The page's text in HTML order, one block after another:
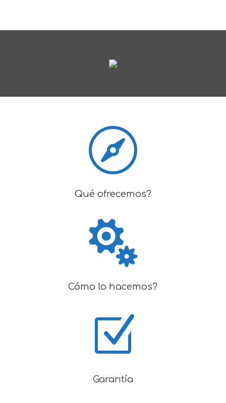

Qué ofrecemos?

Cómo lo hacemos?
Z
Garantía